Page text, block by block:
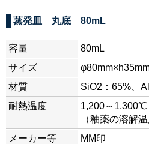
蒸発皿 丸底 80mL
容量
80mL
サイズ
材質
SiO2：65%、
耐熱温度
1,200～1,300℃
（釉薬の溶解
メーカー等
MM印